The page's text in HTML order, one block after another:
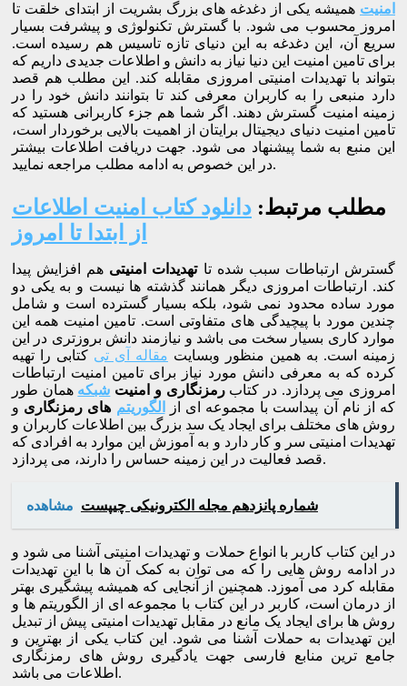
امنیت همیشه یکی از دغدغه های بزرگ بشریت از ابتدای خلقت تا
امروز محسوب می شود. با گسترش تکنولوژی و پیشرفت بسیار
سریع آن، این دغدغه به این دنیای تازه تاسیس هم رسیده است.
برای تامین امنیت این دنیا نیاز به دانش و اطلاعات جدیدی داریم که
بتواند با تهدیدات امنیتی امروزی مقابله کند. این مطلب هم قصد
دارد منبعی را به کاربران معرفی کند تا بتوانند دانش خود را در
زمینه امنیت گسترش دهند. اگر شما هم جزء کاربرانی هستید که
تامین امنیت دنیای دیجیتال برایتان از اهمیت بالایی برخوردار است،
این منبع به شما پیشنهاد می شود. جهت دریافت اطلاعات بیشتر
در این خصوص به ادامه مطلب مراجعه نمایید.
مطلب مرتبط: دانلود کتاب امنیت اطلاعات
از ابتدا تا امروز
گسترش ارتباطات سبب شده تاتهدیدات امنیتی هم افزایش پیدا
کند. ارتباطات امروزی دیگر همانند گذشته ها نیست و به یکی دو
مورد ساده محدود نمی شود، بلکه بسیار گسترده است و شامل
چندین مورد با پیچیدگی های متفاوتی است. تامین امنیت همه این
موارد کاری بسیار سخت می باشد و نیازمند دانش بروزتری در این
زمینه است. به همین منظور وبسایت مقاله آی تی کتابی را تهیه
کرده که به معرفی دانش مورد نیاز برای تامین امنیت ارتباطات
امروزی می پردازد. در کتابرمزنگاری و امنیت شبکه همان طور
که از نام آن پیداست با مجموعه ای از
الگوریتم های رمزنگاری و
روش های مختلف برای ایجاد یک سد بزرگ بین اطلاعات کاربران و
تهدیدات امنیتی سر و کار دارد و به آموزش این موارد به افرادی که
قصد فعالیت در این زمینه حساس را دارند، می پردازد.
مشاهده شماره پانزدهم مجله الکترونیکی چیپست
در این کتاب کاربر با انواع حملات و تهدیدات امنیتی آشنا می شود و
در ادامه روش هایی را که می توان به کمک آن ها با این تهدیدات
مقابله کرد می آموزد. همچنین از آنجایی که همیشه پیشگیری بهتر
از درمان است، کاربر در این کتاب با مجموعه ای از الگوریتم ها و
روش ها برای ایجاد یک مانع در مقابل تهدیدات امنیتی پیش از تبدیل
این تهدیدات به حملات آشنا می شود. این کتاب یکی از بهترین و
جامع ترین منابع فارسی جهت یادگیری روش های رمزنگاری
اطلاعات می باشد.